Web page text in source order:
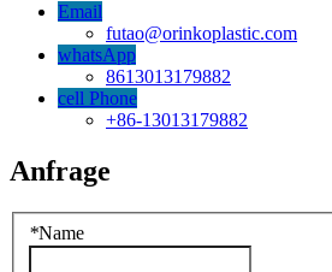
Email
futao@orinkoplastic.com
whatsApp
8613013179882
cell Phone
+86-13013179882
Anfrage
*Name